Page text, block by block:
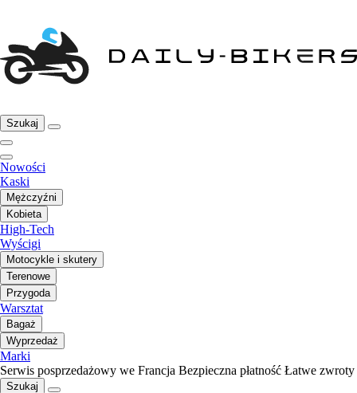
Szukaj
Nowości
Kaski
Mężczyźni
Kobieta
High-Tech
Wyścigi
Motocykle i skutery
Terenowe
Przygoda
Warsztat
Bagaż
Wyprzedaż
Marki
Serwis posprzedażowy we Francja Bezpieczna płatność Łatwe zwroty
Szukaj